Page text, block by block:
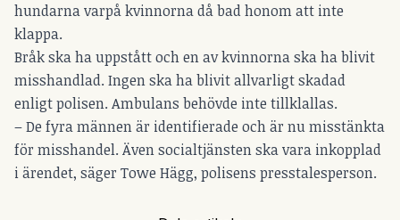
hundarna varpå kvinnorna då bad honom att inte
klappa.
Bråk ska ha uppstått och en av kvinnorna ska ha blivit
misshandlad. Ingen ska ha blivit allvarligt skadad
enligt polisen. Ambulans behövde inte tillklallas.
– De fyra männen är identifierade och är nu misstänkta
för misshandel. Även socialtjänsten ska vara inkopplad
i ärendet, säger Towe Hägg, polisens presstalesperson.